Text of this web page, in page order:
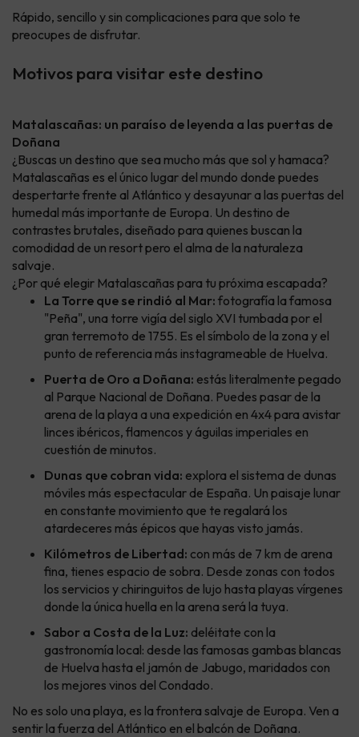
Rápido, sencillo y sin complicaciones para que solo te
preocupes de disfrutar.
Motivos para visitar este destino
Matalascañas: un paraíso de leyenda a las puertas de
Doñana
¿Buscas un destino que sea mucho más que sol y hamaca?
Matalascañas es el único lugar del mundo donde puedes
despertarte frente al Atlántico y desayunar a las puertas del
humedal más importante de Europa. Un destino de
contrastes brutales, diseñado para quienes buscan la
comodidad de un resort pero el alma de la naturaleza
salvaje.
¿Por qué elegir Matalascañas para tu próxima escapada?
La Torre que se rindió al Mar: fotografía la famosa
"Peña", una torre vigía del siglo XVI tumbada por el
gran terremoto de 1755. Es el símbolo de la zona y el
punto de referencia más instagrameable de Huelva.
Puerta de Oro a Doñana: estás literalmente pegado
al Parque Nacional de Doñana. Puedes pasar de la
arena de la playa a una expedición en 4x4 para avistar
linces ibéricos, flamencos y águilas imperiales en
cuestión de minutos.
Dunas que cobran vida: explora el sistema de dunas
móviles más espectacular de España. Un paisaje lunar
en constante movimiento que te regalará los
atardeceres más épicos que hayas visto jamás.
Kilómetros de Libertad: con más de 7 km de arena
fina, tienes espacio de sobra. Desde zonas con todos
los servicios y chiringuitos de lujo hasta playas vírgenes
donde la única huella en la arena será la tuya.
Sabor a Costa de la Luz: deléitate con la
gastronomía local: desde las famosas gambas blancas
de Huelva hasta el jamón de Jabugo, maridados con
los mejores vinos del Condado.
No es solo una playa, es la frontera salvaje de Europa. Ven a
sentir la fuerza del Atlántico en el balcón de Doñana.